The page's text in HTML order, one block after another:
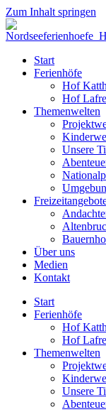
Zum Inhalt springen
Start
Ferienhöfe
Hof
Hof
Themenwelten
Unsere
Über uns
Medien
Kontakt
Start
Ferienhöfe
Hof
Hof
Themenwelten
Unsere